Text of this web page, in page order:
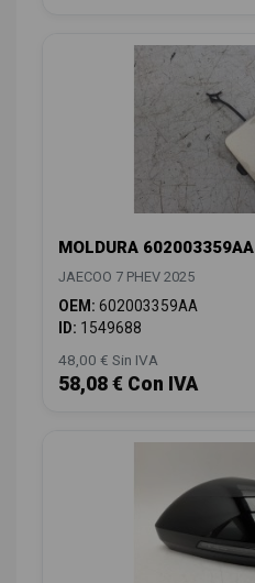
MOLDURA 602003359AA
JAECOO 7 PHEV 2025
OEM: 602003359AA
ID: 1549688
48,00 € Sin IVA
58,08 € Con IVA